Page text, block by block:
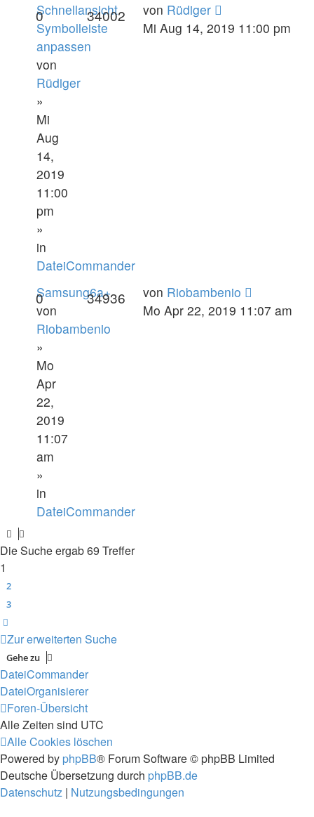
Schnellansicht
Symbolleiste
anpassen
von
Rüdiger
»
Mi
Aug
14,
2019
11:00
pm
»
in
DateiCommander
0 34002 von Rüdiger
Mi Aug 14, 2019 11:00 pm
Samsung6a+
von
Riobambenio
»
Mo
Apr
22,
2019
11:07
am
»
in
DateiCommander
0 34936 von Riobambenio
Mo Apr 22, 2019 11:07 am
Die Suche ergab 69 Treffer
1
2
3
Zur erweiterten Suche
Gehe zu
DateiCommander
DateiOrganisierer
Foren-Übersicht
Alle Zeiten sind UTC
Alle Cookies löschen
Powered by phpBB® Forum Software © phpBB Limited
Deutsche Übersetzung durch phpBB.de
Datenschutz | Nutzungsbedingungen